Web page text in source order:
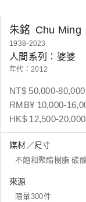
朱銘 Chu Ming
1938-2023
人間系列：婆婆
年代：2012
NT$ 50,000-80,000
RMB¥ 10,000-
HK$ 12,500-20,000
媒材／尺寸
不飽和聚酯樹脂 碳
來源
限量300件